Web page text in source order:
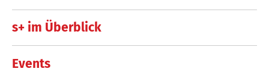
s+ im Überblick
Events